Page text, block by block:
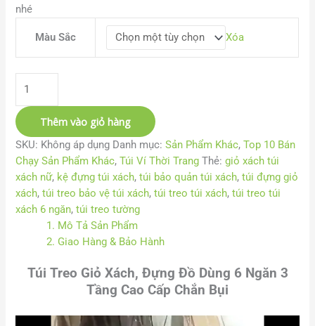
nhé
Màu Sắc Xóa
Thêm vào giỏ hàng
SKU: Không áp dụng Danh mục:Sản Phẩm Khác,Top 10 Bán
Chạy Sản Phẩm Khác,Túi Ví Thời Trang Thẻ:giỏ xách túi
xách nữ, kệ đựng túi xách,túi bảo quản túi xách,túi đựng giỏ
xách,túi treo bảo vệ túi xách,túi treo túi xách,túi treo túi
xách 6 ngăn,túi treo tường
1. Mô Tả Sản Phẩm
2. Giao Hàng & Bảo Hành
Túi Treo Giỏ Xách, Đựng Đồ Dùng 6 Ngăn 3
Tầng Cao Cấp Chắn Bụi